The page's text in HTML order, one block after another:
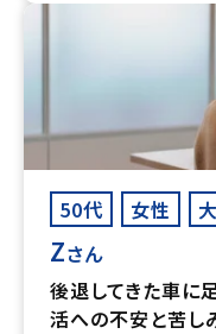
50代 女性
Zさん
後退してきた車に
活への不安と苦し